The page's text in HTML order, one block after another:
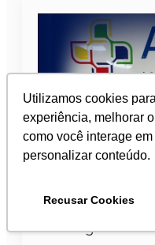
Utilizamos cookies
experiência, melhorar
como você interage
personalizar conteúdo.
Recusar Cookies
SBOC
nova APAC de
oncológicos